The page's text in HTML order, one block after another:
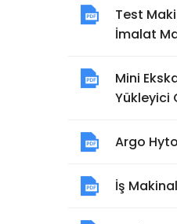
Test
İmalat
Mini
Yükleyici
Argo
İş